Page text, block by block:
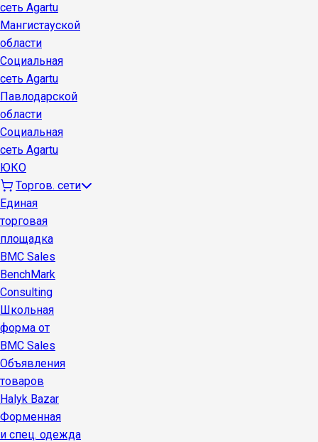
сеть Agartu
Мангистауской
области
Социальная
сеть Agartu
Павлодарской
области
Социальная
сеть Agartu
ЮКО
Торгов. сети
Единая
торговая
площадка
BMC Sales
BenchMark
Consulting
Школьная
форма от
BMC Sales
Объявления
товаров
Halyk Bazar
Форменная
и спец. одежда